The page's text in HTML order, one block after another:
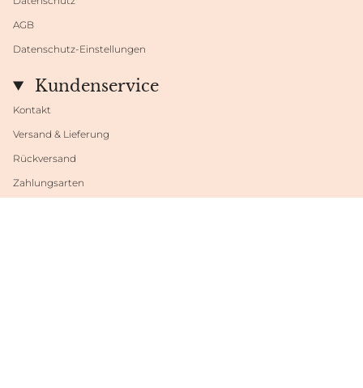
AGB
Datenschutz-Einstellungen
Kundenservice
Kontakt
Versand & Lieferung
Rückversand
Zahlungsarten